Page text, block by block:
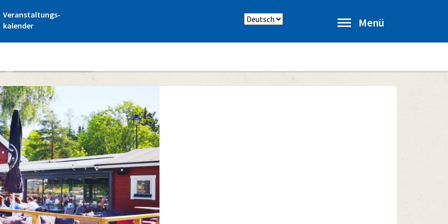
Veranstaltungs-
kalender
Sprache
Menü